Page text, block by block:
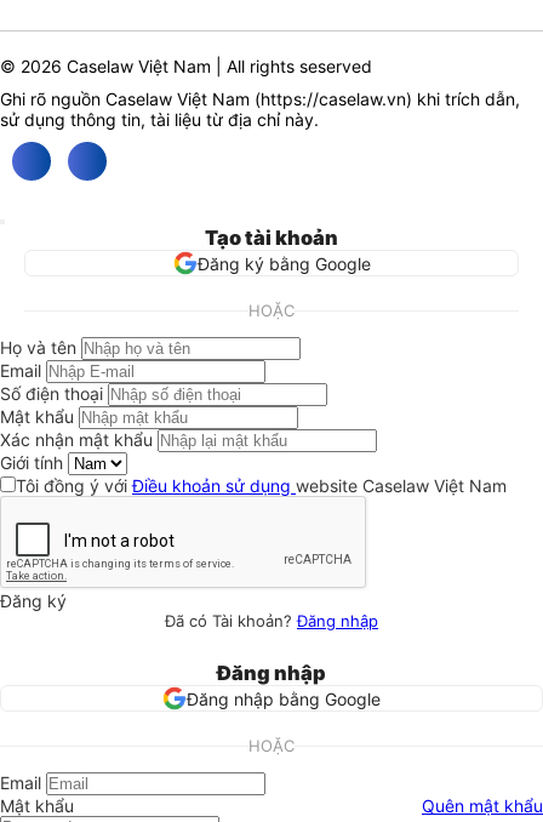
© 2026 Caselaw Việt Nam | All rights seserved
Ghi rõ nguồn Caselaw Việt Nam (https://caselaw.vn) khi trích dẫn,
sử dụng thông tin, tài liệu từ địa chỉ này.
Tạo tài khoản
Đăng ký bằng Google
HOẶC
Họ và tên
Email
Số điện thoại
Mật khẩu
Xác nhận mật khẩu
Giới tính
Tôi đồng ý vớiĐiều khoản sử dụng website Caselaw Việt Nam
Đăng ký
Đã có Tài khoản?Đăng nhập
Đăng nhập
Đăng nhập bằng Google
HOẶC
Email
Mật khẩu
Quên mật khẩu